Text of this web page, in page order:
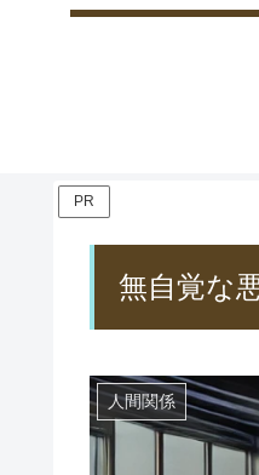
PR
無自覚な
人間関係